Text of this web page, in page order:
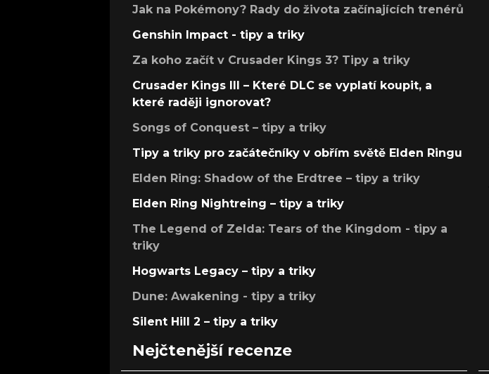
Jak na Pokémony? Rady do života začínajících trenérů
Genshin Impact - tipy a triky
Za koho začít v Crusader Kings 3? Tipy a triky
Crusader Kings III – Které DLC se vyplatí koupit, a
které raději ignorovat?
Songs of Conquest – tipy a triky
Tipy a triky pro začátečníky v obřím světě Elden Ringu
Elden Ring: Shadow of the Erdtree – tipy a triky
Elden Ring Nightreing – tipy a triky
The Legend of Zelda: Tears of the Kingdom - tipy a
triky
Hogwarts Legacy – tipy a triky
Dune: Awakening - tipy a triky
Silent Hill 2 – tipy a triky
Nejčtenější recenze